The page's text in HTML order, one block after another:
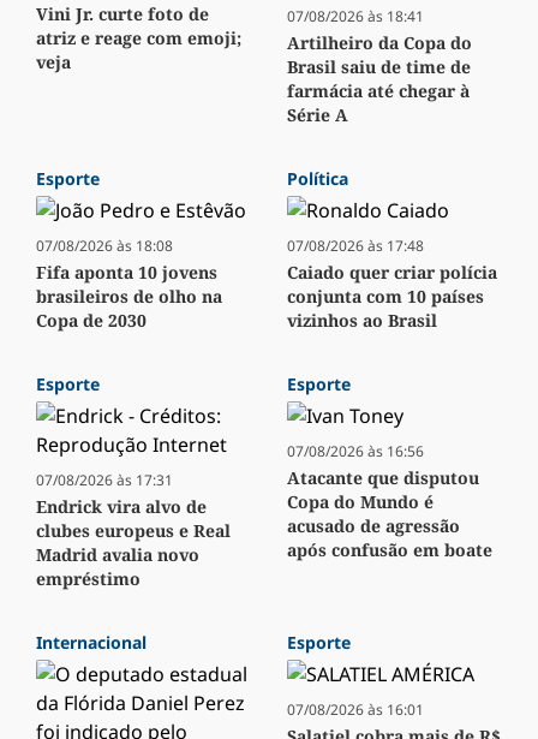
Vini Jr. curte foto de
atriz e reage com emoji;
veja
07/08/2026 às 18:41
Artilheiro da Copa do
Brasil saiu de time de
farmácia até chegar à
Série A
Esporte
07/08/2026 às 18:08
Fifa aponta 10 jovens
brasileiros de olho na
Copa de 2030
Política
07/08/2026 às 17:48
Caiado quer criar polícia
conjunta com 10 países
vizinhos ao Brasil
Esporte
07/08/2026 às 17:31
Endrick vira alvo de
clubes europeus e Real
Madrid avalia novo
empréstimo
Esporte
07/08/2026 às 16:56
Atacante que disputou
Copa do Mundo é
acusado de agressão
após confusão em boate
Internacional Esporte
07/08/2026 às 16:01